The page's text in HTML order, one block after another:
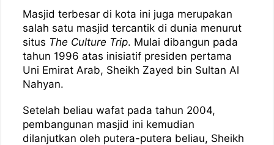
Masjid terbesar di kota ini juga merupakan
salah satu masjid tercantik di dunia menurut
situs The Culture Trip. Mulai dibangun pada
tahun 1996 atas inisiatif presiden pertama
Uni Emirat Arab, Sheikh Zayed bin Sultan Al
Nahyan.
Setelah beliau wafat pada tahun 2004,
pembangunan masjid ini kemudian
dilanjutkan oleh putera-putera beliau, Sheikh